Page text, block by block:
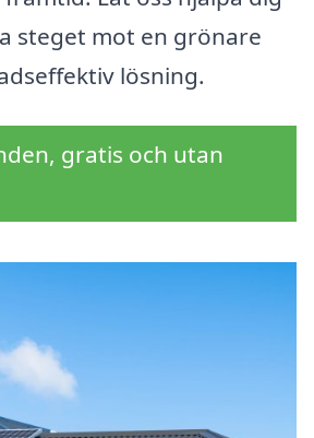
steget mot en grönare
lösning.
gratis och utan